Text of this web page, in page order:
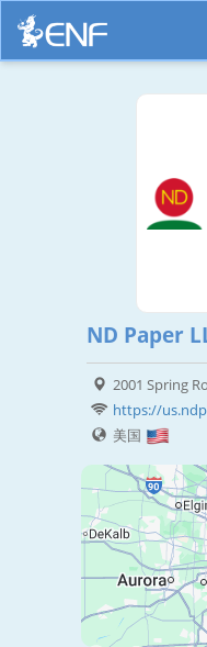
ND Paper
2001 Spring
https://
美国